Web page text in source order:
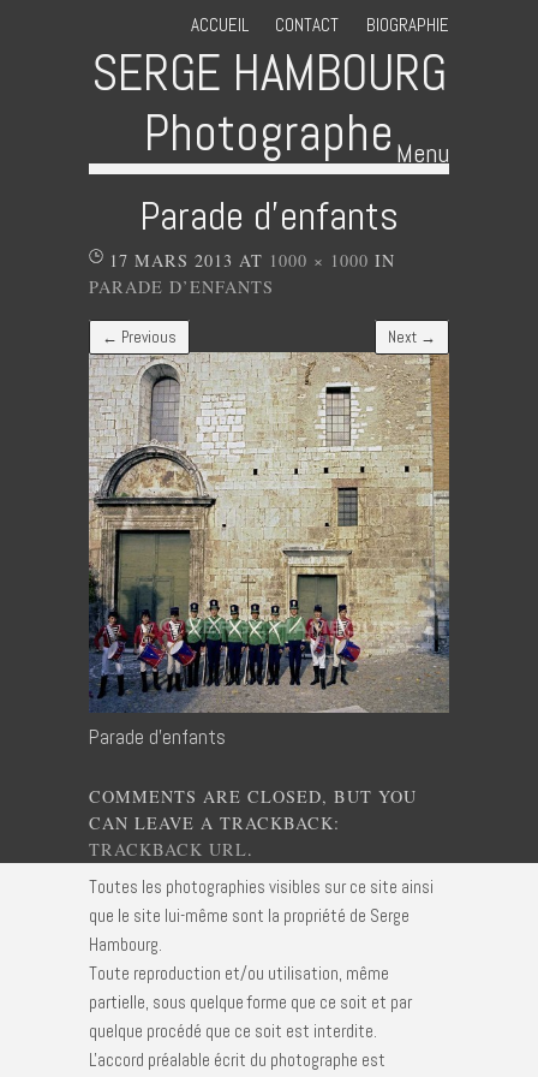
ACCUEIL CONTACT BIOGRAPHIE
SERGE HAMBOURG
Photographe Menu
Parade d’enfants
17 MARS 2013 AT 1000 × 1000 IN
PARADE D’ENFANTS
← Previous Next →
Parade d’enfants
COMMENTS ARE CLOSED, BUT YOU
CAN LEAVE A TRACKBACK:
TRACKBACK URL.
Toutes les photographies visibles sur ce site ainsi
que le site lui-même sont la propriété de Serge
Hambourg.
Toute reproduction et/ou utilisation, même
partielle, sous quelque forme que ce soit et par
quelque procédé que ce soit est interdite.
L'accord préalable écrit du photographe est